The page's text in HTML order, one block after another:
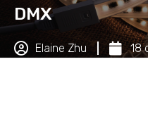
DMX
Elaine Zhu 18